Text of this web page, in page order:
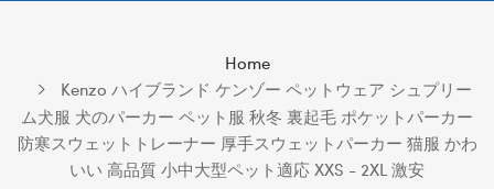
Home
Kenzo ハイブランド ケンゾー ペットウェア シュプリー
ム犬服 犬のパーカー ペット服 秋冬 裏起毛 ポケットパーカー
防寒スウェットトレーナー 厚手スウェットパーカー 猫服 かわ
いい 高品質 小中大型ペット適応 XXS - 2XL 激安